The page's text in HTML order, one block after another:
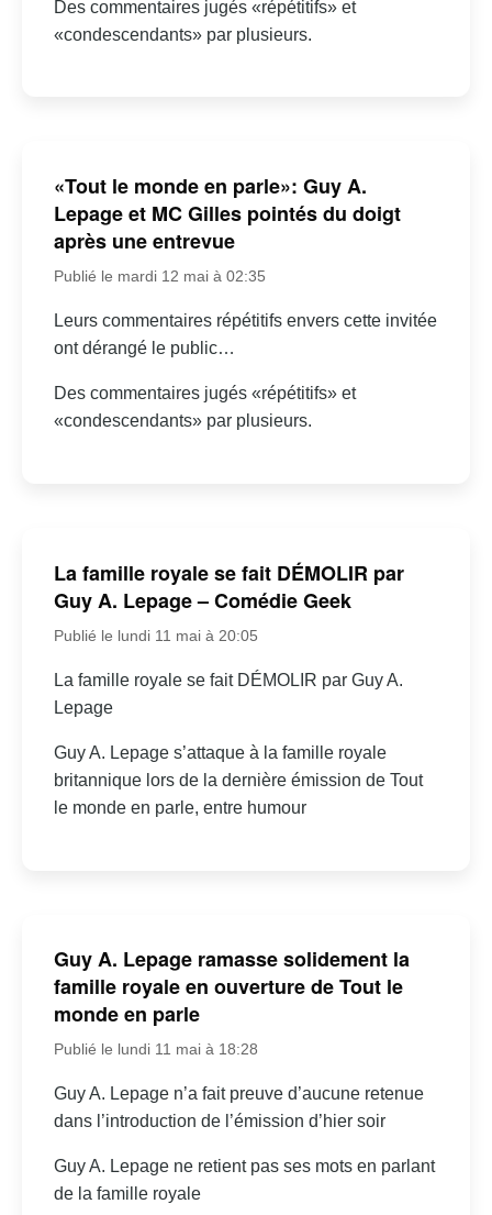
Des commentaires jugés «répétitifs» et
«condescendants» par plusieurs.
«Tout le monde en parle»: Guy A.
Lepage et MC Gilles pointés du doigt
après une entrevue
Publié le mardi 12 mai à 02:35
Leurs commentaires répétitifs envers cette invitée
ont dérangé le public…
Des commentaires jugés «répétitifs» et
«condescendants» par plusieurs.
La famille royale se fait DÉMOLIR par
Guy A. Lepage – Comédie Geek
Publié le lundi 11 mai à 20:05
La famille royale se fait DÉMOLIR par Guy A.
Lepage
Guy A. Lepage s’attaque à la famille royale
britannique lors de la dernière émission de Tout
le monde en parle, entre humour
Guy A. Lepage ramasse solidement la
famille royale en ouverture de Tout le
monde en parle
Publié le lundi 11 mai à 18:28
Guy A. Lepage n’a fait preuve d’aucune retenue
dans l’introduction de l’émission d’hier soir
Guy A. Lepage ne retient pas ses mots en parlant
de la famille royale